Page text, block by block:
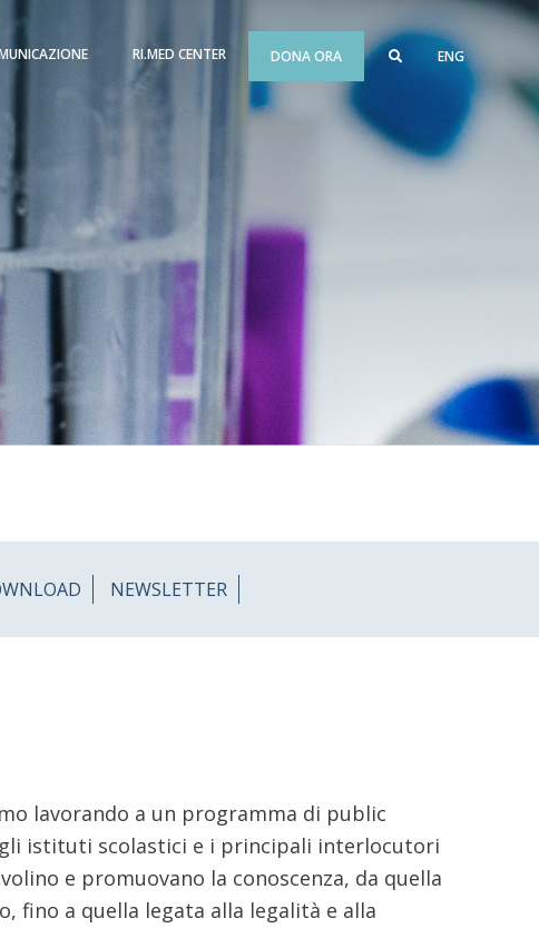
RI.MED CENTER DONA ORA ENG
NEWSLETTER
lavorando a un programma di public
istituti scolastici e i principali interlocutori
e promuovano la conoscenza, da quella
fino a quella legata alla legalità e alla